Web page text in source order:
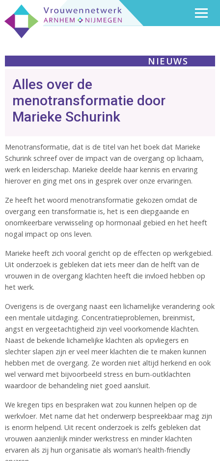
NIEUWS
Alles over de
menotransformatie door
Marieke Schurink
Menotransformatie, dat is de titel van het boek dat Marieke
Schurink schreef over de impact van de overgang op lichaam,
werk en leiderschap. Marieke deelde haar kennis en ervaring
hierover en ging met ons in gesprek over onze ervaringen.
Ze heeft het woord menotransformatie gekozen omdat de
overgang een transformatie is, het is een diepgaande en
onomkeerbare verwisseling op hormonaal gebied en het heeft
nogal impact op ons leven.
Marieke heeft zich vooral gericht op de effecten op werkgebied.
Uit onderzoek is gebleken dat iets meer dan de helft van de
vrouwen in de overgang klachten heeft die invloed hebben op
het werk.
Overigens is de overgang naast een lichamelijke verandering ook
een mentale uitdaging. Concentratieproblemen, breinmist,
angst en vergeetachtigheid zijn veel voorkomende klachten.
Naast de bekende lichamelijke klachten als opvliegers en
slechter slapen zijn er veel meer klachten die te maken kunnen
hebben met de overgang. Ze worden niet altijd herkend en ook
wel verward met bijvoorbeeld stress en burn-outklachten
waardoor de behandeling niet goed aansluit.
We kregen tips en bespraken wat zou kunnen helpen op de
werkvloer. Met name dat het onderwerp bespreekbaar mag zijn
is enorm helpend. Uit recent onderzoek is zelfs gebleken dat
vrouwen aanzienlijk minder werkstress en minder klachten
ervaren als zij hun organisatie als woman’s health-friendly